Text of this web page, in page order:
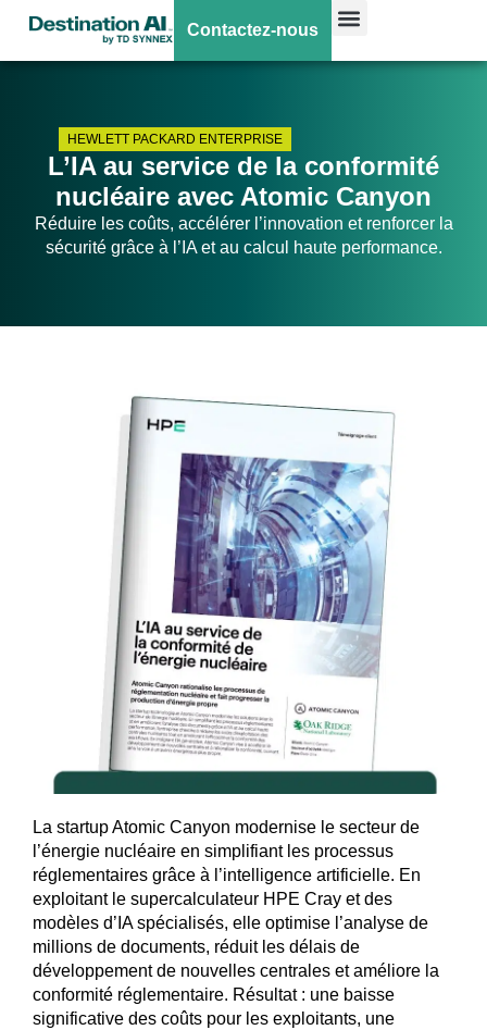
Contactez-nous
HEWLETT PACKARD ENTERPRISE
L’IA au service de la conformité
nucléaire avec Atomic Canyon
Réduire les coûts, accélérer l’innovation et renforcer la
sécurité grâce à l’IA et au calcul haute performance.
La startup Atomic Canyon modernise le secteur de
l’énergie nucléaire en simplifiant les processus
réglementaires grâce à l’intelligence artificielle. En
exploitant le supercalculateur HPE Cray et des
modèles d’IA spécialisés, elle optimise l’analyse de
millions de documents, réduit les délais de
développement de nouvelles centrales et améliore la
conformité réglementaire. Résultat : une baisse
significative des coûts pour les exploitants, une